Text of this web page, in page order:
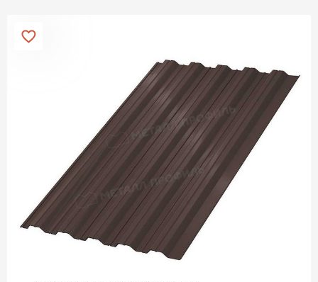
Расчет кровли из профнастила
ПЕРЕЙТИ